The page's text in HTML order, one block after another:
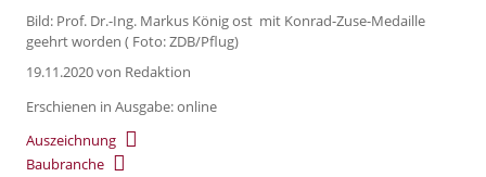
Bild: Prof. Dr.-Ing. Markus König ost mit Konrad-Zuse-Medaille
geehrt worden ( Foto: ZDB/Pflug)
19.11.2020von Redaktion
Erschienen in Ausgabe: online
Auszeichnung
Baubranche